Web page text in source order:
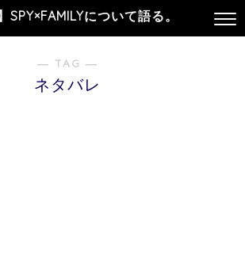
SPY×FAMILYについて語る。
― TAG ―
ネタバレ